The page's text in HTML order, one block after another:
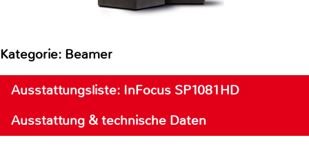
Kategorie: Beamer
Ausstattungsliste: InFocus SP1081HD
Ausstattung & technische Daten